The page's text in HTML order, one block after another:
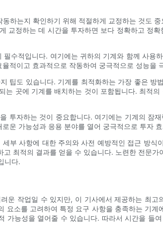
하는지 확인하기 위해 적절하게 교정하는 것도
교정하는 데 시간을 투자하면 보다 정확하고 정
수적입니다. 여기에는 귀하의 기계와 함께 사용
적이고 효과적으로 작동하여 궁극적으로 성능을
팁도 있습니다. 기계를 최적화하는 가장 좋은 방
곳에 기계를 배치하는 것이 포함됩니다. 최적
투자하는 것이 중요합니다. 여기에는 기계의 잠
운 가능성과 응용 분야를 열어 궁극적으로 투자
부 사항에 대한 주의와 사전 예방적인 접근 방식
최적의 결과를 얻을 수 있습니다. 노련한 전문
니다.
운 작업일 수 있지만, 이 기사에서 제공하는 최
소를 고려하여 특정 요구 사항을 충족하는 기
가능성을 열어줄 수 있습니다. 따라서 시간을 들